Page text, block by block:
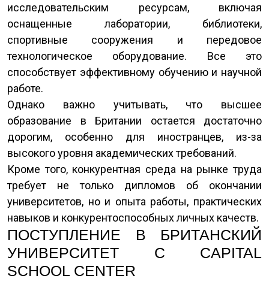
исследовательским ресурсам, включая
оснащенные лаборатории, библиотеки,
спортивные сооружения и передовое
технологическое оборудование. Все это
способствует эффективному обучению и научной
работе.
Однако важно учитывать, что высшее
образование в Британии остается достаточно
дорогим, особенно для иностранцев, из-за
высокого уровня академических требований.
Кроме того, конкурентная среда на рынке труда
требует не только дипломов об окончании
университетов, но и опыта работы, практических
навыков и конкурентоспособных личных качеств.
ПОСТУПЛЕНИЕ В БРИТАНСКИЙ
УНИВЕРСИТЕТ С CAPITAL
SCHOOL CENTER